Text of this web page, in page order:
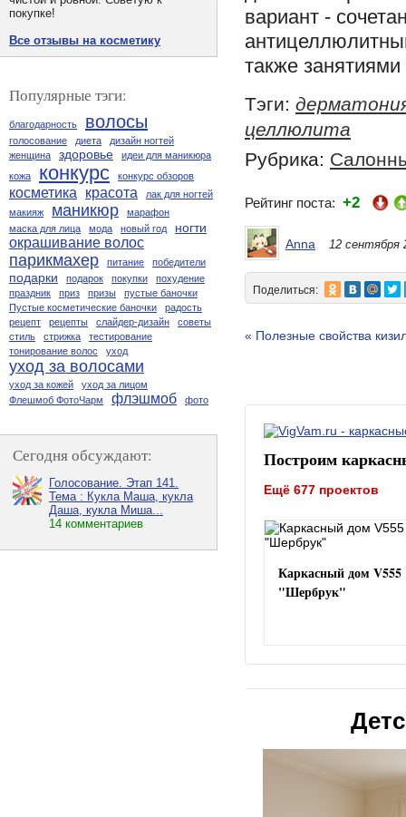
вариант -
также
Тэги:
целлюлита
Рубрика:
Рейтинг поста: +2
Anna 12 сентября
Поделиться:
« Полезные свойства
Построим
Ещё 677 проектов
Каркасный дом V555
"Шербрук"
покупке!
Все отзывы на косметику
Популярные тэги:
благодарность волосы
голосование диета
дизайн ногтей
женщина
здоровье
идеи для маникюра
кожа
конкурс конкурс обзоров
косметика красота
лак для ногтей
макияж
маникюр
марафон
маска для лица
мода новый год ногти
окрашивание волос
парикмахер питание победители
подарки подарок покупки
похудение
праздник
приз призы
пустые баночки
Пустые косметические баночки
радость
рецепт
рецепты слайдер-дизайн
советы
стиль
стрижка
тестирование
тонирование волос
уход
уход за волосами
уход за кожей
уход за лицом
Флешмоб ФотоЧарм
флэшмоб фото
Сегодня обсуждают:
Голосование. Этап 141.
Тема : Кукла Маша, кукла
Даша, кукла Миша...
14 комментариев